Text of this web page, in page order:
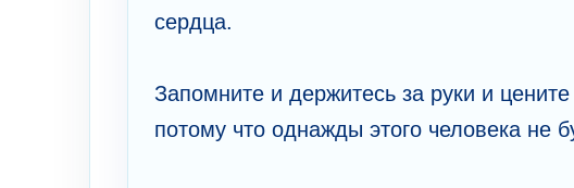
сердца.
Запомните и держитесь за руки и
потому что однажды этого человека не